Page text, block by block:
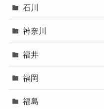
石川
神奈川
福井
福岡
福島